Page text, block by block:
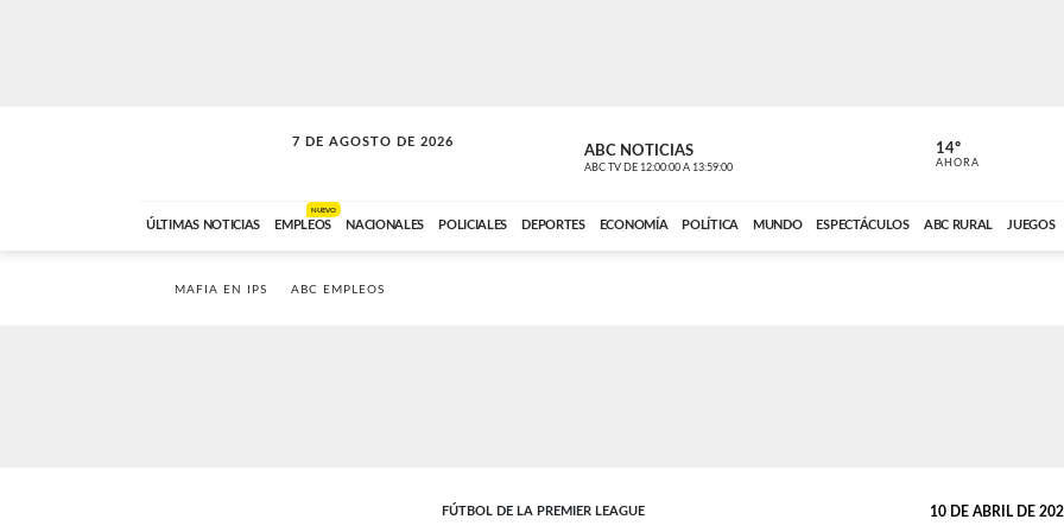
7 DE AGOSTO DE 2026
A DE LA TARDE ABC NOTICIAS
ABC TV DE 12:00:00 A 13:59:00 ABC CARDINAL
14º
AHORA
ÚLTIMAS NOTICIAS EMPLEOS
NUEVO
NACIONALES POLICIALES DEPORTES ECONOMÍA POLÍTICA MUNDO ESPECTÁCULOS ABC RURAL JUEGOS
MAFIA EN IPS ABC EMPLEOS
FÚTBOL DE LA PREMIER LEAGUE 10 DE ABRIL DE